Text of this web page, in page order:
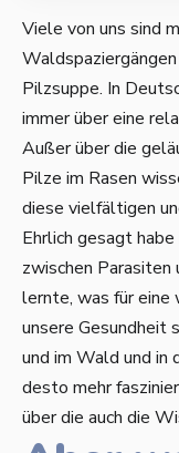
Viele von uns sind
Pilzsuppe. In
immer über eine
Außer über die
Pilze im Rasen
diese vielfältigen
Ehrlich gesagt
zwischen Parasiten
lernte, was für eine
unsere Gesundheit
und im Wald und in
desto mehr
über die auch die